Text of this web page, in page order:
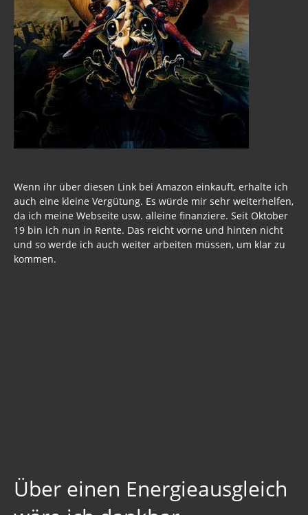
Wenn ihr über diesen Link bei Amazon einkauft, erhalte ich
auch eine kleine Vergütung. Es würde mir sehr weiterhelfen,
da ich meine Webseite usw. alleine finanziere. Seit Oktober
19 bin ich nun in Rente. Das reicht vorne und hinten nicht
und so werde ich auch weiter arbeiten müssen, um klar zu
kommen.
Über einen Energieausgleich